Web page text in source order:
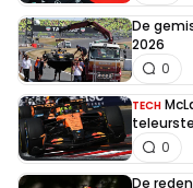
De
2026
0
TECH
0
De